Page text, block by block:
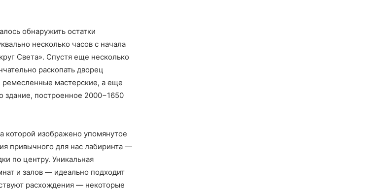
обнаружить остатки
несколько часов с начала
Света». Спустя еще несколько
раскопать дворец
мастерские, а еще
здание, построенное 2000−1650
которой изображено упомянутое
привычного для нас лабиринта —
по центру. Уникальная
и залов — идеально подходит
расхождения — некоторые